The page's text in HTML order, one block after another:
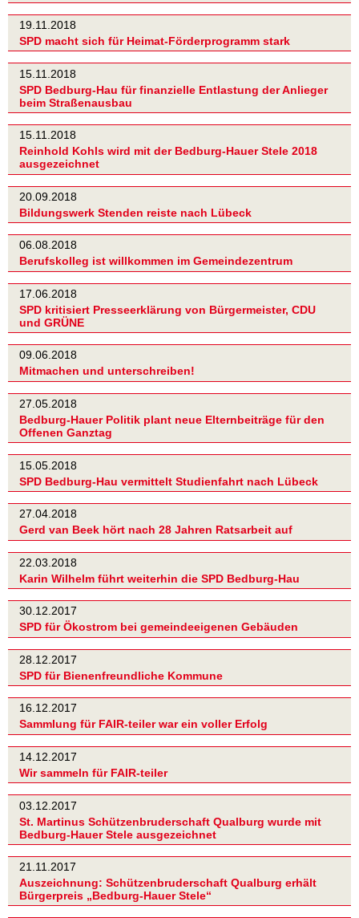
19.11.2018
SPD macht sich für Heimat-Förderprogramm stark
15.11.2018
SPD Bedburg-Hau für finanzielle Entlastung der Anlieger
beim Straßenausbau
15.11.2018
Reinhold Kohls wird mit der Bedburg-Hauer Stele 2018
ausgezeichnet
20.09.2018
Bildungswerk Stenden reiste nach Lübeck
06.08.2018
Berufskolleg ist willkommen im Gemeindezentrum
17.06.2018
SPD kritisiert Presseerklärung von Bürgermeister, CDU
und GRÜNE
09.06.2018
Mitmachen und unterschreiben!
27.05.2018
Bedburg-Hauer Politik plant neue Elternbeiträge für den
Offenen Ganztag
15.05.2018
SPD Bedburg-Hau vermittelt Studienfahrt nach Lübeck
27.04.2018
Gerd van Beek hört nach 28 Jahren Ratsarbeit auf
22.03.2018
Karin Wilhelm führt weiterhin die SPD Bedburg-Hau
30.12.2017
SPD für Ökostrom bei gemeindeeigenen Gebäuden
28.12.2017
SPD für Bienenfreundliche Kommune
16.12.2017
Sammlung für FAIR-teiler war ein voller Erfolg
14.12.2017
Wir sammeln für FAIR-teiler
03.12.2017
St. Martinus Schützenbruderschaft Qualburg wurde mit
Bedburg-Hauer Stele ausgezeichnet
21.11.2017
Auszeichnung: Schützenbruderschaft Qualburg erhält
Bürgerpreis „Bedburg-Hauer Stele“